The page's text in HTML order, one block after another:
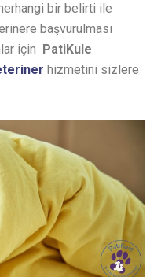
bir belirti ile
başvurulması
için
PatiKule
hizmetini sizlere